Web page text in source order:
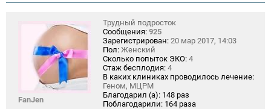
FanJen
Трудный подросток
Сообщения: 925
Зарегистрирован: 20 мар 2017, 14:03
Пол: Женский
Сколько попыток ЭКО: 4
Стаж бесплодия: 4
В каких клиниках проводилось лечение:
Геном, МЦРМ
Благодарил (а): 148 раз
Поблагодарили: 164 раза